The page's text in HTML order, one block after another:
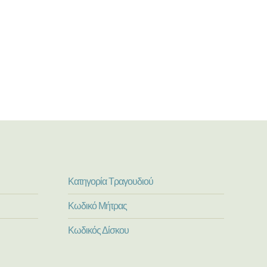
Κατηγορία Τραγουδιού
Κωδικό Μήτρας
Κωδικός Δίσκου